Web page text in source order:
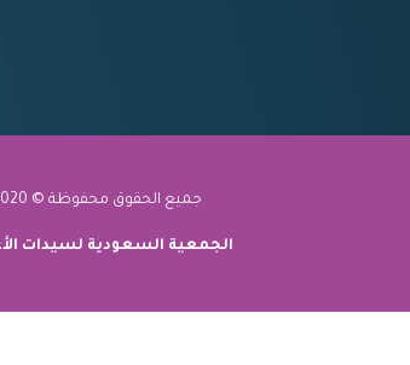
جميع الحقوق محفوظة © 2020
الجمعية السعودية لسيدات